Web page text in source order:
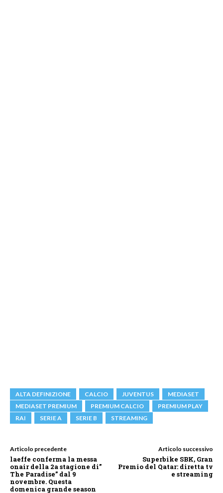
ALTA DEFINIZIONE CALCIO JUVENTUS
MEDIASET
MEDIASET PREMIUM
PREMIUM CALCIO
PREMIUM PLAY
RAI
SERIE A SERIE B STREAMING
Articolo precedente
laeffe conferma la messa
onair della 2a stagione di”
The Paradise” dal 9
novembre. Questa
domenica grande season
Articolo successivo
Superbike SBK, Gran
Premio del Qatar: diretta tv
e streaming